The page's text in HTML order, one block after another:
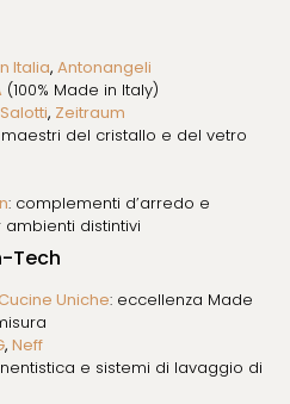
Italia, Antonangeli
(100% Made in Italy)
, Zeitraum
maestri del cristallo e del vetro
: complementi d’arredo e
distintivi
Tech
Uniche: eccellenza Made
, Neff
e sistemi di lavaggio di